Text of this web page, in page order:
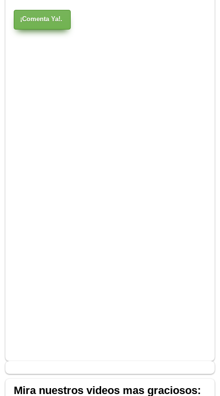
¡Comenta Ya!.
Mira nuestros videos mas graciosos: